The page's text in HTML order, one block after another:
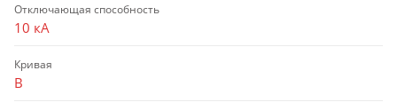
Отключающая способность
10 кА
Кривая
B